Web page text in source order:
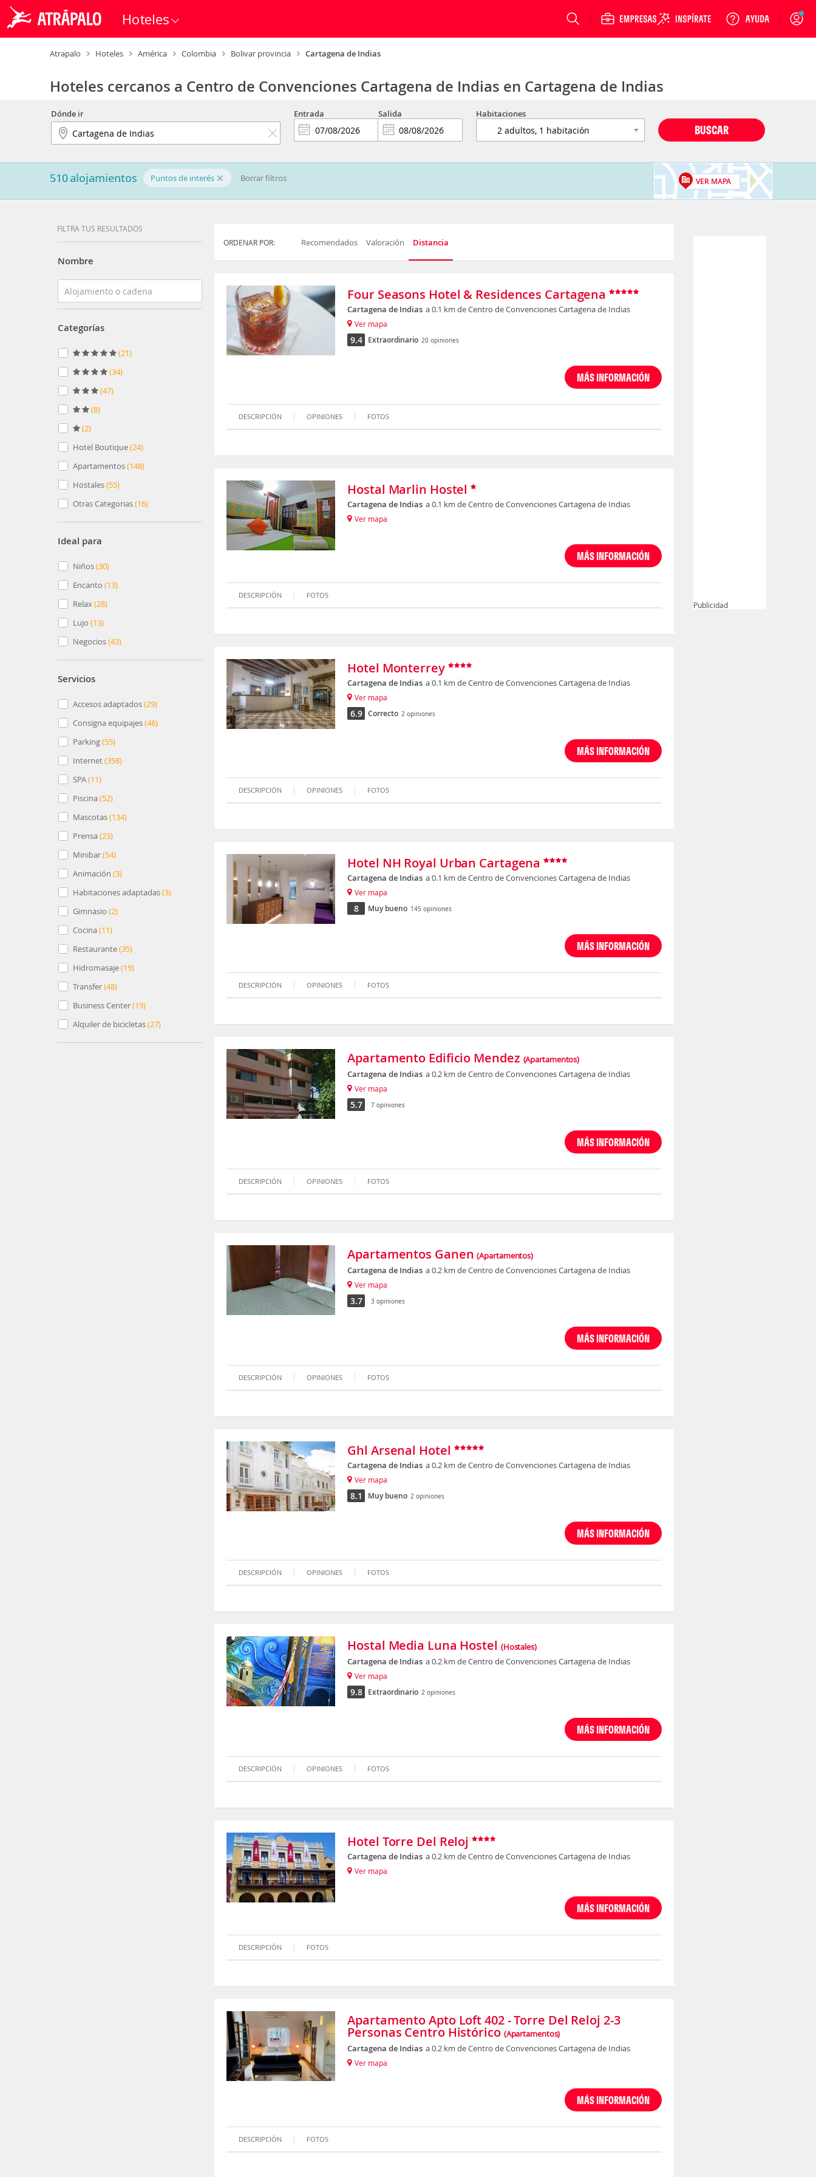
Hoteles Login
Atrapalo Hoteles América Colombia Bolivar provincia Cartagena de Indias
Hoteles cercanos a Centro de Convenciones Cartagena de Indias en Cartagena de Indias
Publicidad
Dónde ir Entrada Salida Habitaciones
BUSCAR
510alojamientos Puntos de interés Borrar filtros VER MAPA
FILTRA TUS RESULTADOS
Nombre
Categorías
(21)
(34)
(47)
(8)
(2)
Hotel Boutique(24)
Apartamentos(148)
Hostales(55)
Otras Categorias(16)
Ideal para
Niños(30)
Encanto(13)
Relax(28)
Lujo(13)
Negocios(43)
Servicios
Accesos adaptados(29)
Consigna equipajes(46)
Parking(55)
Internet(358)
SPA(11)
Piscina(52)
Mascotas(134)
Prensa(23)
Minibar(54)
Animación(3)
Habitaciones adaptadas(3)
Gimnasio(2)
Cocina(11)
Restaurante(35)
Hidromasaje(19)
Transfer(48)
Business Center(19)
Alquiler de bicicletas(27)
ORDENAR POR: Recomendados Valoración Distancia
Four Seasons Hotel & Residences Cartagena
Cartagena de Indias a 0.1 km de Centro de Convenciones Cartagena de Indias
Ver mapa
9.4 Extraordinario 20 opiniones
MÁS INFORMACIÓN
DESCRIPCIÓN OPINIONES FOTOS
Hostal Marlin Hostel
Cartagena de Indias a 0.1 km de Centro de Convenciones Cartagena de Indias
Ver mapa
MÁS INFORMACIÓN
DESCRIPCIÓN FOTOS
Hotel Monterrey
Cartagena de Indias a 0.1 km de Centro de Convenciones Cartagena de Indias
Ver mapa
6.9 Correcto 2 opiniones
MÁS INFORMACIÓN
DESCRIPCIÓN OPINIONES FOTOS
Hotel NH Royal Urban Cartagena
Cartagena de Indias a 0.1 km de Centro de Convenciones Cartagena de Indias
Ver mapa
8 Muy bueno 145 opiniones
MÁS INFORMACIÓN
DESCRIPCIÓN OPINIONES FOTOS
Apartamento Edificio Mendez (Apartamentos)
Cartagena de Indias a 0.2 km de Centro de Convenciones Cartagena de Indias
Ver mapa
5.7 7 opiniones
MÁS INFORMACIÓN
DESCRIPCIÓN OPINIONES FOTOS
Apartamentos Ganen (Apartamentos)
Cartagena de Indias a 0.2 km de Centro de Convenciones Cartagena de Indias
Ver mapa
3.7 3 opiniones
MÁS INFORMACIÓN
DESCRIPCIÓN OPINIONES FOTOS
Ghl Arsenal Hotel
Cartagena de Indias a 0.2 km de Centro de Convenciones Cartagena de Indias
Ver mapa
8.1 Muy bueno 2 opiniones
MÁS INFORMACIÓN
DESCRIPCIÓN OPINIONES FOTOS
Hostal Media Luna Hostel (Hostales)
Cartagena de Indias a 0.2 km de Centro de Convenciones Cartagena de Indias
Ver mapa
9.8 Extraordinario 2 opiniones
MÁS INFORMACIÓN
DESCRIPCIÓN OPINIONES FOTOS
Hotel Torre Del Reloj
Cartagena de Indias a 0.2 km de Centro de Convenciones Cartagena de Indias
Ver mapa
MÁS INFORMACIÓN
DESCRIPCIÓN FOTOS
Apartamento Apto Loft 402 - Torre Del Reloj 2-3
Personas Centro Histórico (Apartamentos)
Cartagena de Indias a 0.2 km de Centro de Convenciones Cartagena de Indias
Ver mapa
MÁS INFORMACIÓN
DESCRIPCIÓN FOTOS